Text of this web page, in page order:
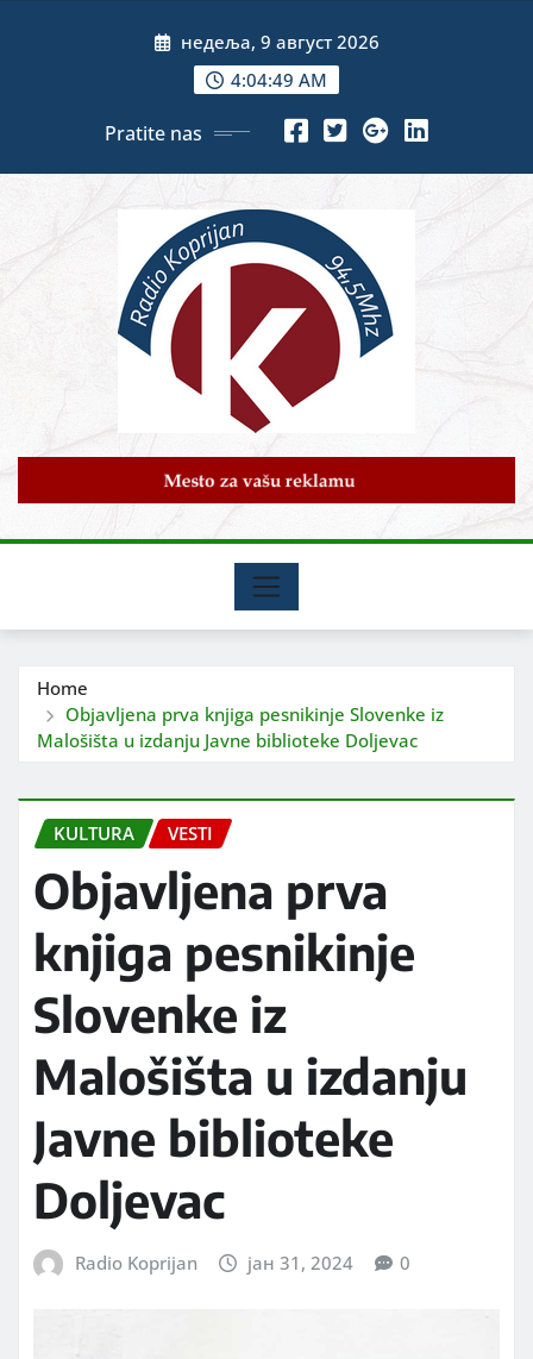
недеља, 9 август 2026
4:04:51 AM
Pratite nas
Home
Objavljena prva knjiga pesnikinje Slovenke iz
Malošišta u izdanju Javne biblioteke Doljevac
KULTURA VESTI
Objavljena prva
knjiga pesnikinje
Slovenke iz
Malošišta u izdanju
Javne biblioteke
Doljevac
Radio Koprijan јан 31, 2024 0